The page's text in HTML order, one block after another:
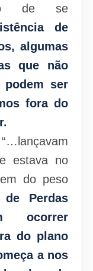
de se
de
algumas
que não
ser
fora do
estava no
do peso
Perdas
ocorrer
do plano
a nos